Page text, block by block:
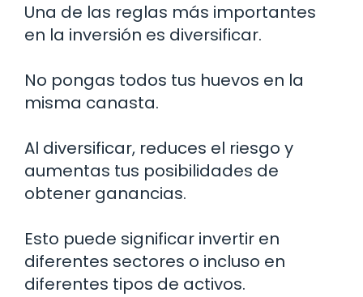
Una de las reglas más importantes
en la inversión es diversificar.
No pongas todos tus huevos en la
misma canasta.
Al diversificar, reduces el riesgo y
aumentas tus posibilidades de
obtener ganancias.
Esto puede significar invertir en
diferentes sectores o incluso en
diferentes tipos de activos.